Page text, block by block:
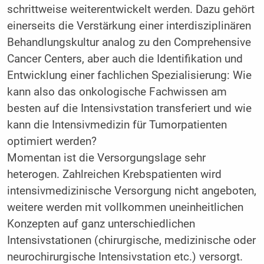
schrittweise weiterentwickelt werden. Dazu gehört
einerseits die Verstärkung einer interdisziplinären
Behandlungskultur analog zu den Comprehensive
Cancer Centers, aber auch die Identifikation und
Entwicklung einer fachlichen Spezialisierung: Wie
kann also das onkologische Fachwissen am
besten auf die Intensivstation transferiert und wie
kann die Intensivmedizin für Tumorpatienten
optimiert werden?
Momentan ist die Versorgungslage sehr
heterogen. Zahlreichen Krebspatienten wird
intensivmedizinische Versorgung nicht angeboten,
weitere werden mit vollkommen uneinheitlichen
Konzepten auf ganz unterschiedlichen
Intensivstationen (chirurgische, medizinische oder
neurochirurgische Intensivstation etc.) versorgt.